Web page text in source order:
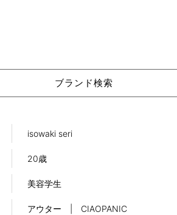
ブランド検索
isowaki seri
20歳
美容学生
アウター | CIAOPANIC